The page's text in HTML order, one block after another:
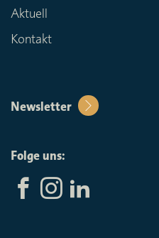
Aktuell
Kontakt
Newsletter
Folge uns: